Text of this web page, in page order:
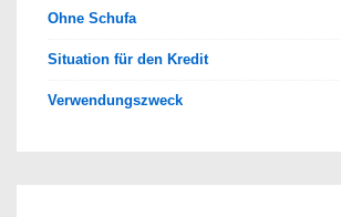
Ohne Schufa
Situation für den Kredit
Verwendungszweck